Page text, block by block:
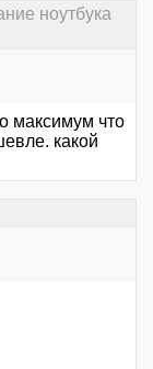
ноутбука
максимум что
какой